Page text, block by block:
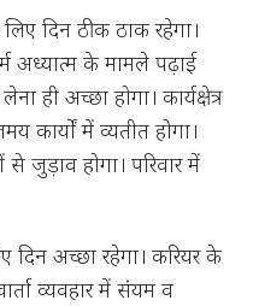
दिन ठीक ठाक रहेगा।
अध्यात्म के मामले पढ़ाई
ही अच्छा होगा। कार्यक्षेत्र
कार्यों में व्यतीत होगा।
से जुड़ाव होगा। परिवार में
दिन अच्छा रहेगा। करियर के
व्यवहार में संयम व